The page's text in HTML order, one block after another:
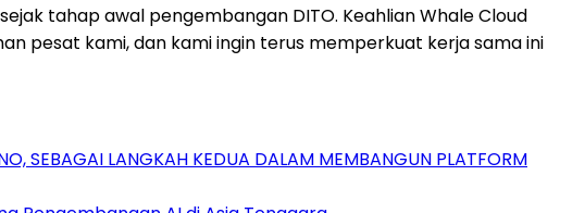
tahap awal pengembangan DITO. Keahlian Whale Cloud
pesat kami, dan kami ingin terus memperkuat kerja sama ini
SEBAGAI LANGKAH KEDUA DALAM MEMBANGUN PLATFORM